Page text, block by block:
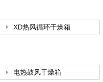
XD热风循环干燥箱
电热鼓风干燥箱